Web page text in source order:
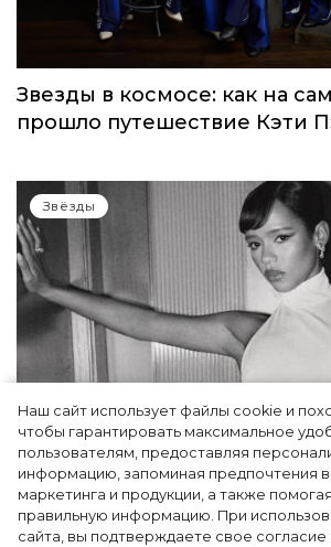
Наш сайт использует файлы cookie и
чтобы гарантировать максимальное
пользователям, предоставляя
информацию, запоминая предпочтения в
маркетинга и продукции, а также
правильную информацию. При
сайта, вы подтверждаете свое согласие
Звезды в космосе: как на
прошло путешествие Кэти
Звёзды
Тейлор Рассел в образе
церемонии BAFTA-2024